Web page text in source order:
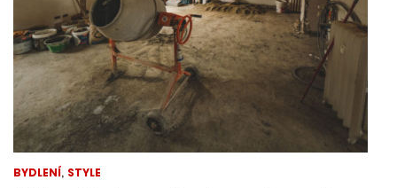
BYDLENÍ, STYLE